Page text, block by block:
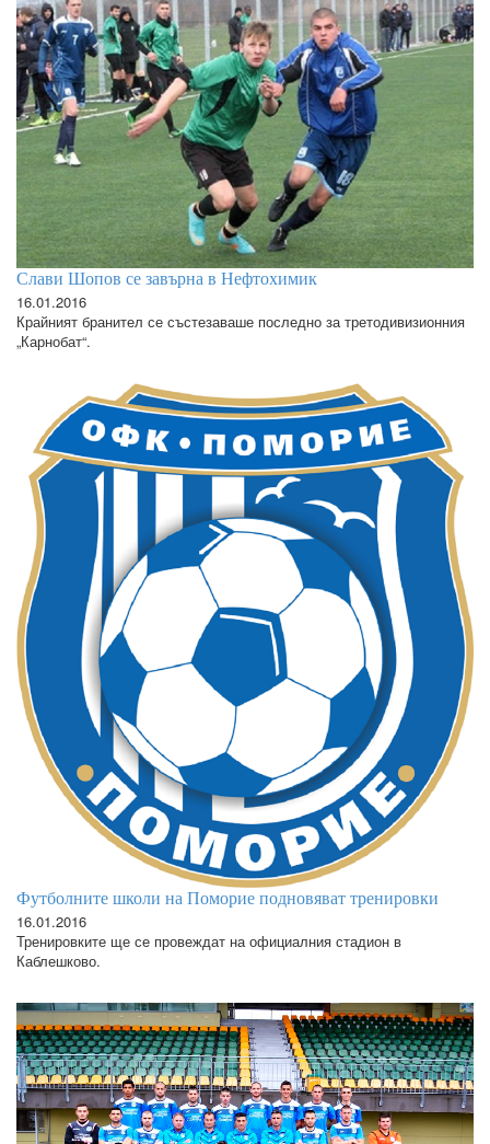
Слави Шопов се завърна в Нефтохимик
16.01.2016
Крайният бранител се състезаваше последно за третодивизионния
„Карнобат“.
Футболните школи на Поморие подновяват тренировки
16.01.2016
Тренировките ще се провеждат на официалния стадион в
Каблешково.